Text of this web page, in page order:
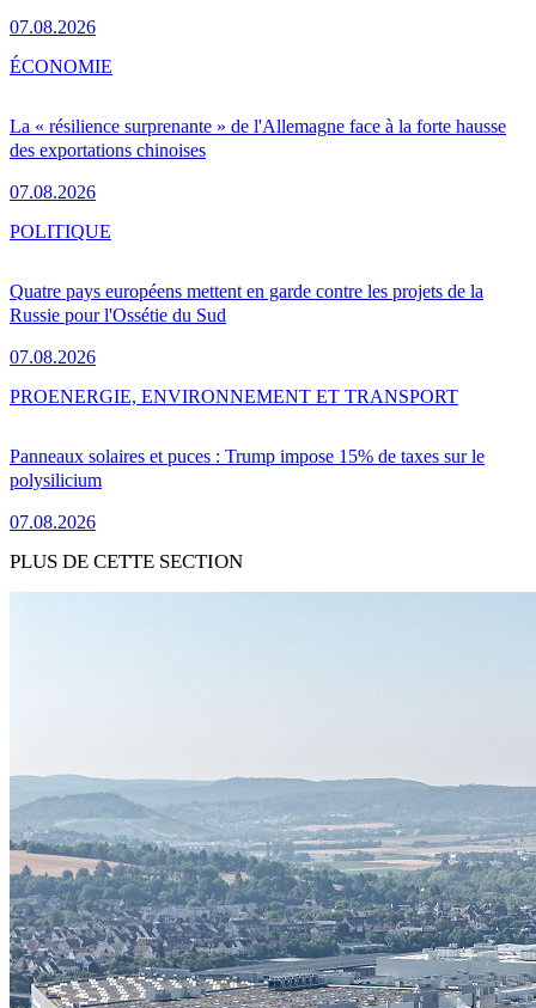
07.08.2026
La « résilience surprenante » de l'Allemagne face à la forte hausse
des exportations chinoises
07.08.2026
ÉCONOMIE
Quatre pays européens mettent en garde contre les projets de la
Russie pour l'Ossétie du Sud
07.08.2026
POLITIQUE
Panneaux solaires et puces : Trump impose 15% de taxes sur le
polysilicium
07.08.2026
PROENERGIE, ENVIRONNEMENT ET TRANSPORT
PLUS DE CETTE SECTION